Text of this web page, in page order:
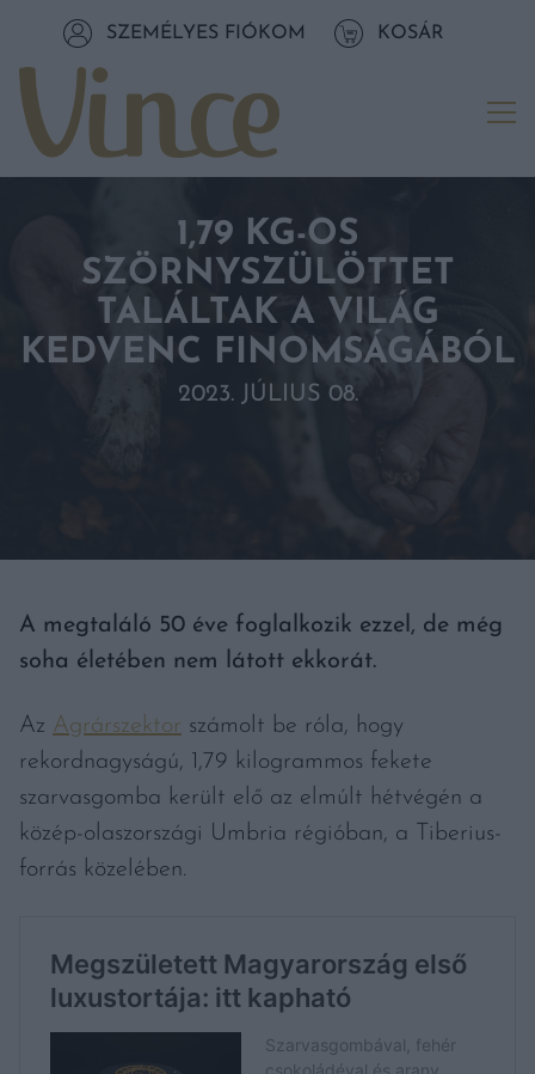
Tovább a tartalomhozSZEMÉLYES FIÓKOM KOSÁR
1,79 KG-OS
SZÖRNYSZÜLÖTTET
TALÁLTAK A VILÁG
KEDVENC FINOMSÁGÁBÓL
2023. JÚLIUS 08.
A megtaláló 50 éve foglalkozik ezzel, de még
soha életében nem látott ekkorát.
Az Agrárszektor számolt be róla, hogy
rekordnagyságú, 1,79 kilogrammos fekete
szarvasgomba került elő az elmúlt hétvégén a
közép-olaszországi Umbria régióban, a Tiberius-
forrás közelében.